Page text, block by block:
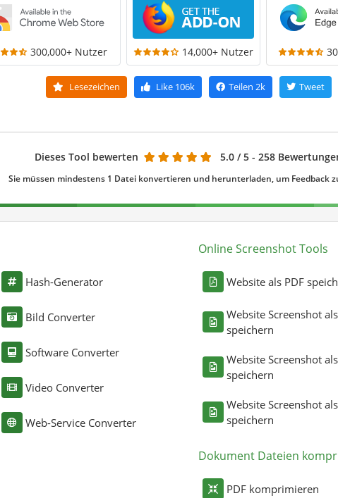
300,000+ Nutzer 14,000+ Nutzer
Lesezeichen Like106k Teilen 2k Tweet
Dieses Tool bewerten 5.0 / 5 - 258
Sie müssen mindestens 1 Datei konvertieren und herunterladen, um Feedback
Hash-Generator
Bild Converter
Software Converter
Video Converter
Web-Service Converter
Online Screenshot Tools
Website als PDF
Website Screenshot als
speichern
Website Screenshot
speichern
Website Screenshot
speichern
Dokument Dateien
PDF komprimieren